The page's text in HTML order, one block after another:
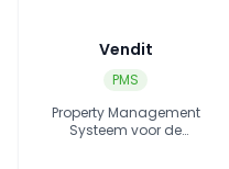
Vendit
PMS
Property Management
Systeem voor de